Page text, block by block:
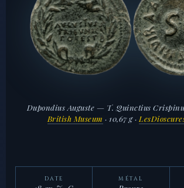
Dupondius Auguste — T. Quinctius
British Museum · 10,67 g ·
DATE MÉTAL